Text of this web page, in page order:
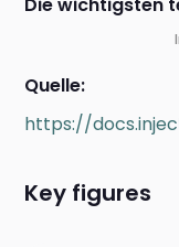
Quelle:
https://
Key figures